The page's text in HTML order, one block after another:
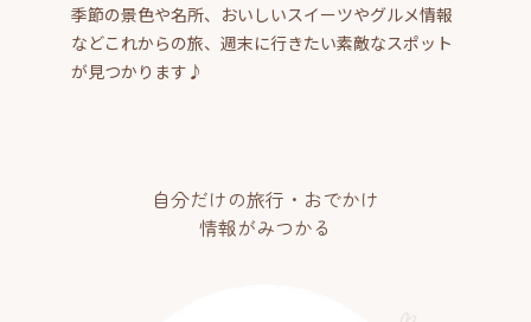
季節の景色や名所、おいしいスイーツやグルメ情報
などこれからの旅、週末に行きたい素敵なスポット
が見つかります♪
自分だけの旅行・おでかけ
情報がみつかる